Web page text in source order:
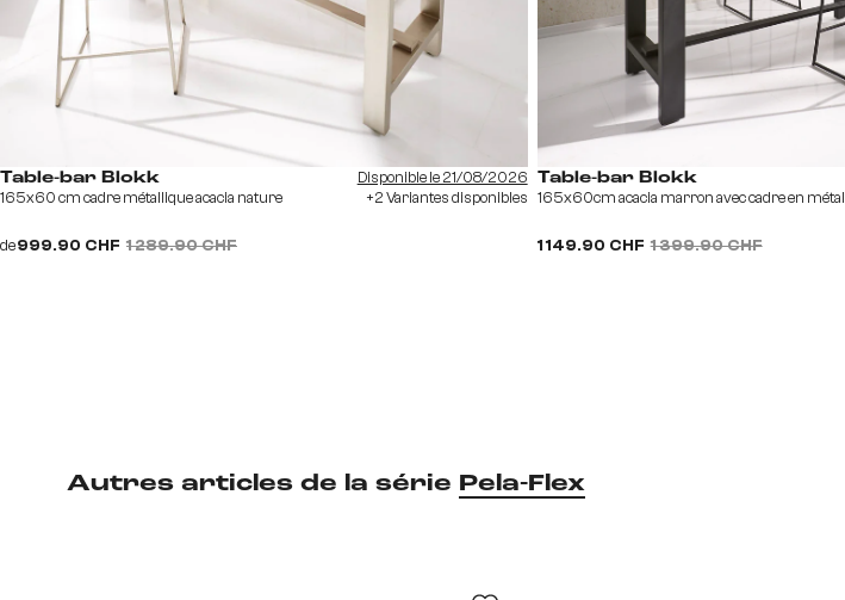
Autres articles de la série Pela-Flex
Table-bar Blokk
165x60 cm cadre métallique acacia nature
de999.90 CHF 1 289.90 CHF
Disponible le 21/08/2026
+2 Variantes disponibles
Table-bar Blokk
165x60cm acacia marron avec cadre en métal
1 149.90 CHF 1 399.90 CHF